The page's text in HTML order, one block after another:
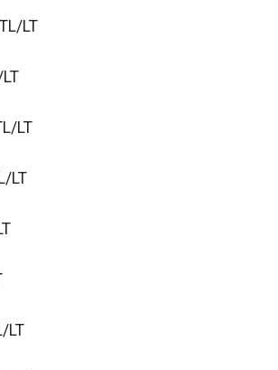
LT
LT
LT
LT